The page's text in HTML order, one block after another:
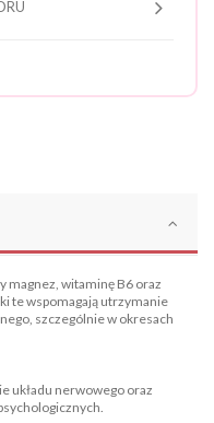
magnez, witaminę B6 oraz
te wspomagają utrzymanie
szczególnie w okresach
układu nerwowego oraz